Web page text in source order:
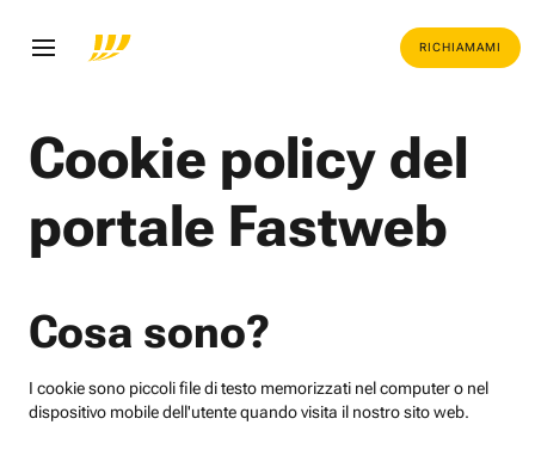
RICHIAMAMI
Cookie policy del
portale Fastweb
Cosa sono?
I cookie sono piccoli file di testo memorizzati nel computer o nel
dispositivo mobile dell'utente quando visita il nostro sito web.